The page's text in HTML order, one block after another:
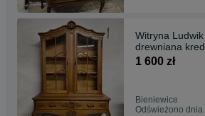
Witryna
drewniana
dąb
1 600 zł
Bieniewice
Odświeżono